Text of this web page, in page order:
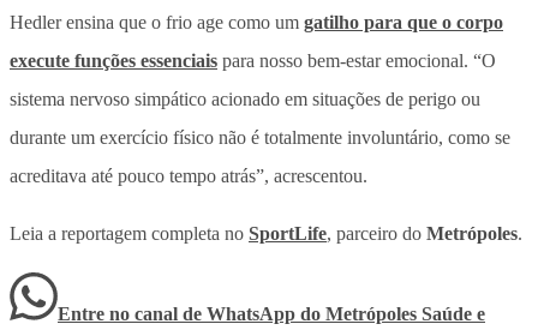
Hedler ensina que o frio age como um gatilho para que o corpo
execute funções essenciais para nosso bem-estar emocional. “O
sistema nervoso simpático acionado em situações de perigo ou
durante um exercício físico não é totalmente involuntário, como se
acreditava até pouco tempo atrás”, acrescentou.
Leia a reportagem completa no SportLife, parceiro do Metrópoles.
Entre no canal de WhatsApp do Metrópoles Saúde e